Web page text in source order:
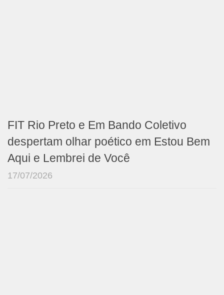
FIT Rio Preto e Em Bando Coletivo
despertam olhar poético em Estou Bem
Aqui e Lembrei de Você
17/07/2026